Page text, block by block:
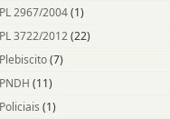
PL 2967/2004(1)
PL 3722/2012(22)
Plebiscito(7)
PNDH (11)
Policiais (1)